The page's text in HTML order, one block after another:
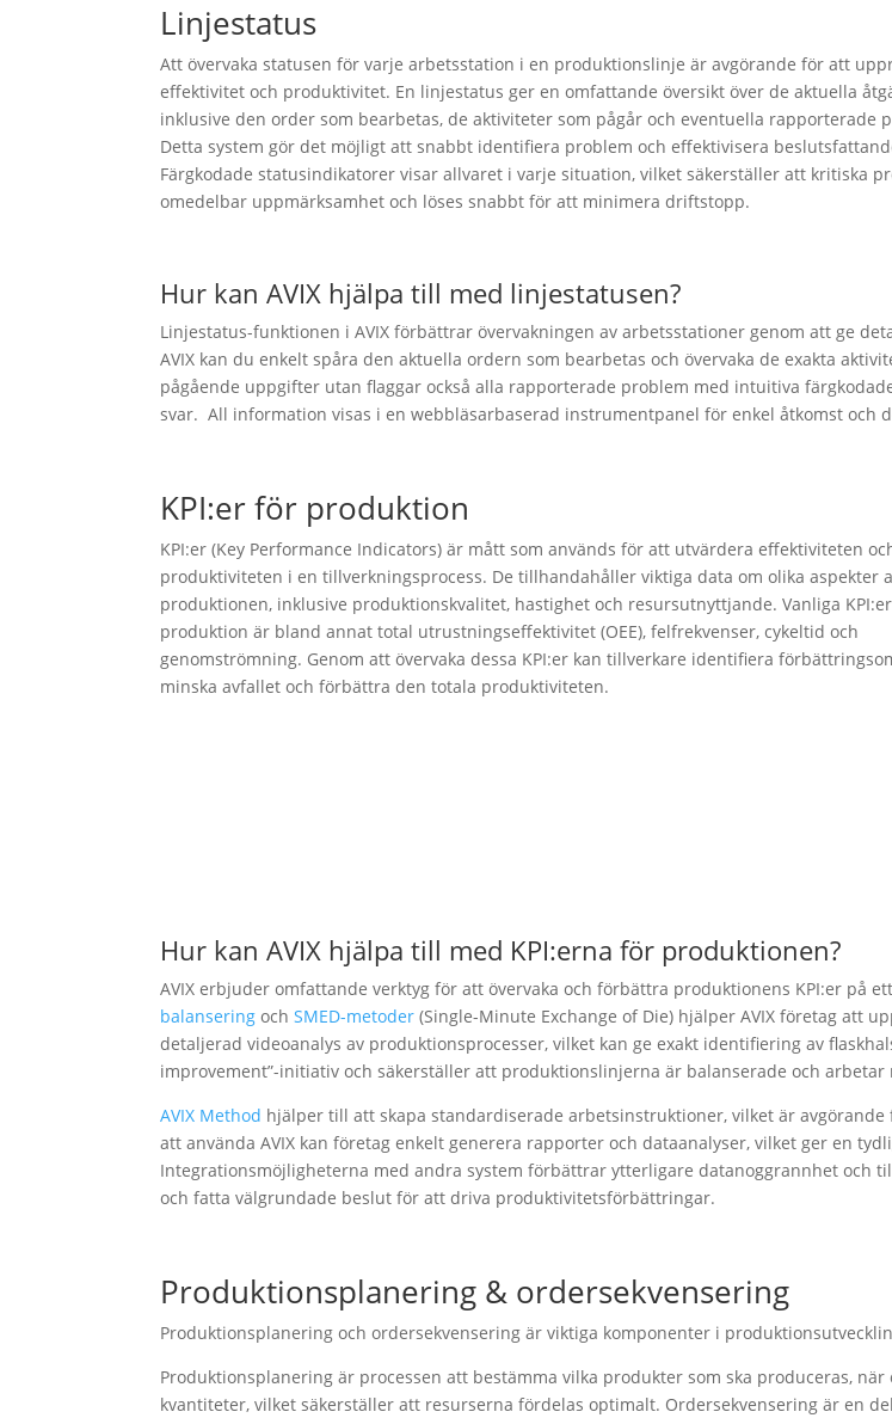
Linjestatus
Att övervaka statusen för varje arbetsstation i en produktionslinje är avgörande för att
effektivitet och produktivitet. En linjestatus ger en omfattande översikt över de aktuella
inklusive den order som bearbetas, de aktiviteter som pågår och eventuella rapporterade
Detta system gör det möjligt att snabbt identifiera problem och effektivisera
Färgkodade statusindikatorer visar allvaret i varje situation, vilket säkerställer att kritiska
omedelbar uppmärksamhet och löses snabbt för att minimera driftstopp.
Hur kan AVIX hjälpa till med linjestatusen?
Linjestatus-funktionen i AVIX förbättrar övervakningen av arbetsstationer genom att ge
AVIX kan du enkelt spåra den aktuella ordern som bearbetas och övervaka de exakta
pågående uppgifter utan flaggar också alla rapporterade problem med intuitiva
svar. All information visas i en webbläsarbaserad instrumentpanel för enkel åtkomst och
KPI:er för produktion
KPI:er (Key Performance Indicators) är mått som används för att utvärdera effektiviteten
produktiviteten i en tillverkningsprocess. De tillhandahåller viktiga data om olika aspekter
produktionen, inklusive produktionskvalitet, hastighet och resursutnyttjande. Vanliga
produktion är bland annat total utrustningseffektivitet (OEE), felfrekvenser, cykeltid och
genomströmning. Genom att övervaka dessa KPI:er kan tillverkare identifiera
minska avfallet och förbättra den totala produktiviteten.
Hur kan AVIX hjälpa till med KPI:erna för produktionen?
AVIX erbjuder omfattande verktyg för att övervaka och förbättra produktionens KPI:er på
balansering ochSMED-metoder (Single-Minute Exchange of Die) hjälper AVIX företag att
detaljerad videoanalys av produktionsprocesser, vilket kan ge exakt identifiering av
improvement”-initiativ och säkerställer att produktionslinjerna är balanserade och arbetar
AVIX Method hjälper till att skapa standardiserade arbetsinstruktioner, vilket är
att använda AVIX kan företag enkelt generera rapporter och dataanalyser, vilket ger en
Integrationsmöjligheterna med andra system förbättrar ytterligare datanoggrannhet och
och fatta välgrundade beslut för att driva produktivitetsförbättringar.
Produktionsplanering & ordersekvensering
Produktionsplanering och ordersekvensering är viktiga komponenter i
Produktionsplanering är processen att bestämma vilka produkter som ska produceras, när
kvantiteter, vilket säkerställer att resurserna fördelas optimalt. Ordersekvensering är en